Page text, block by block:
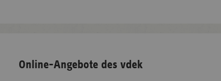
Online-Angebote des vdek